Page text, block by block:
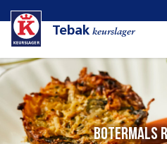
Tebakkeurslager
Botermals